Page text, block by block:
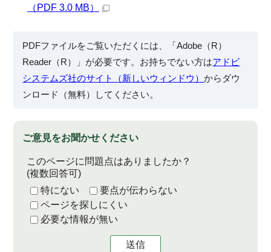
（PDF 3.0 MB）
PDFファイルをご覧いただくには、「Adobe（R）
Reader（R）」が必要です。お持ちでない方はアドビ
システムズ社のサイト（新しいウィンドウ）からダウ
ンロード（無料）してください。
ご意見をお聞かせください
このページに問題点はありましたか？
(複数回答可)
特にない
要点が伝わらない
ページを探しにくい
必要な情報が無い
送信